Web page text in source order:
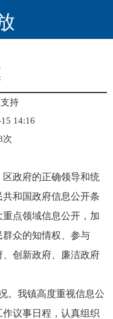
持
14:16
次
区政府的正确领导和统
和国政府信息公开条
点领域信息公开，加
众的知情权、参与
创新政府、廉洁政府
。我镇高度重视信息公
议事日程，认真组织